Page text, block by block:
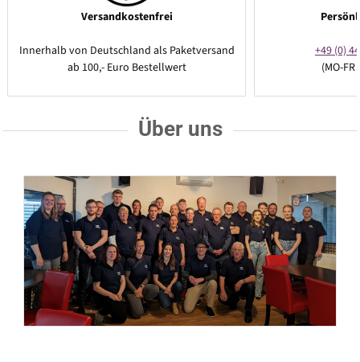
Versandkostenfrei
Innerhalb von Deutschland als Paketversand
ab 100,- Euro Bestellwert
+49 (0)
(MO-
Über uns